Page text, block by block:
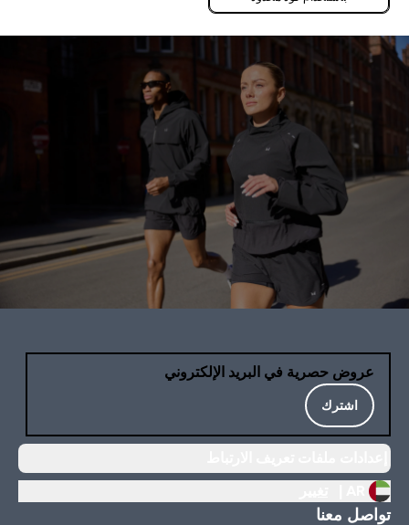
عروض حصرية في البريد الإلكتروني
اشترك
تواصل معنا